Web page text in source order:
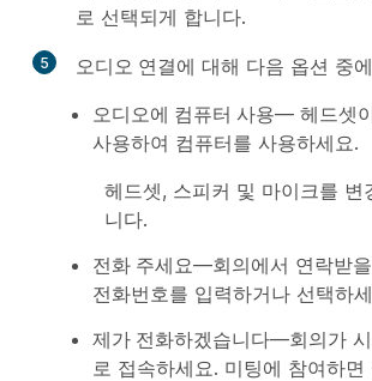
로 선택되게 합니다.
5 오디오 연결에 대해 다음 옵션 중
오디오에 컴퓨터 사용— 헤드셋
사용하여 컴퓨터를 사용하세요.
헤드셋, 스피커 및 마이크를 변
니다.
전화 주세요—회의에서 연락받
전화번호를 입력하거나 선택하
제가 전화하겠습니다—회의가
로 접속하세요. 미팅에 참여하면